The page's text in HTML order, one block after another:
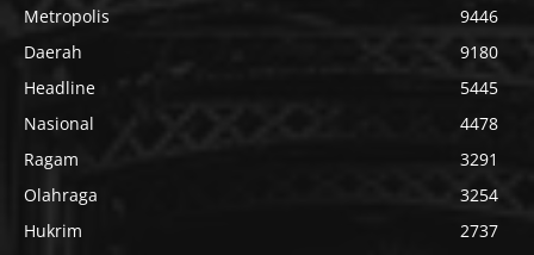
Metropolis
9446
Daerah
9180
Headline
5445
Nasional
4478
Ragam
3291
Olahraga
3254
Hukrim
2737